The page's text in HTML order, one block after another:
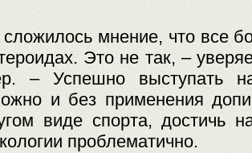
мнение, что все
Это не так, –
– Успешно выступать
и без применения
виде спорта, достичь
проблематично.